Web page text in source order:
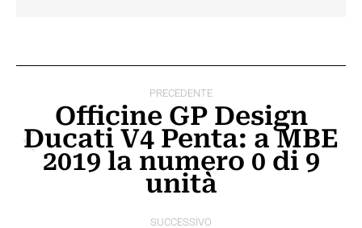
post
PRECEDENTE
Post
precedente:
Officine GP Design
Ducati V4 Penta: a MBE
2019 la numero 0 di 9
unità
SUCCESSIVO